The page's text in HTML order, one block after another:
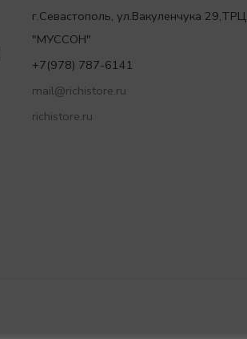
г.Севастополь, ул.Вакуленчука 29,ТРЦ
"МУССОН"
+7(978) 787-6141
mail@richistore.ru
richistore.ru